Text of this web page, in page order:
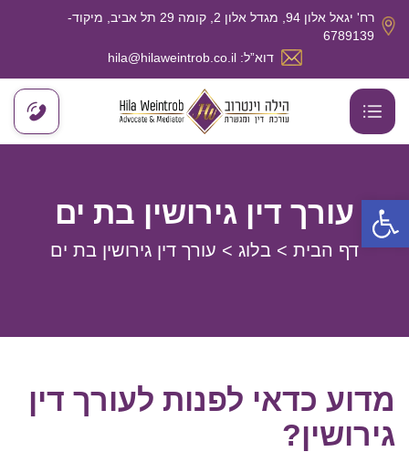
רח' יגאל אלון 94, מגדל אלון 2, קומה 29 תל אביב, מיקוד-
6789139
דוא”ל: hila@hilaweintrob.co.il
עורך דין גירושין בת ים
דף הבית > בלוג > עורך דין גירושין בת ים
מדוע כדאי לפנות לעורך דין
גירושין?
פתח סרגל נגישות